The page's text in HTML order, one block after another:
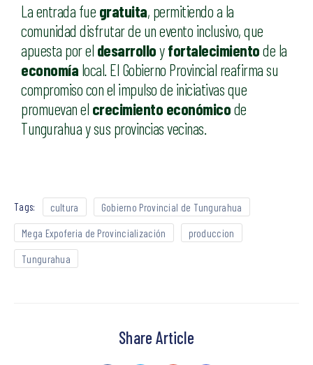
La entrada fue gratuita, permitiendo a la
comunidad disfrutar de un evento inclusivo, que
apuesta por el desarrolloyfortalecimientode la
economía local. El Gobierno Provincial reafirma su
compromiso con el impulso de iniciativas que
promuevan el crecimiento económicode
Tungurahua y sus provincias vecinas.
Tags: cultura Gobierno Provincial de Tungurahua
Mega Expoferia de Provincialización produccion
Tungurahua
Share Article